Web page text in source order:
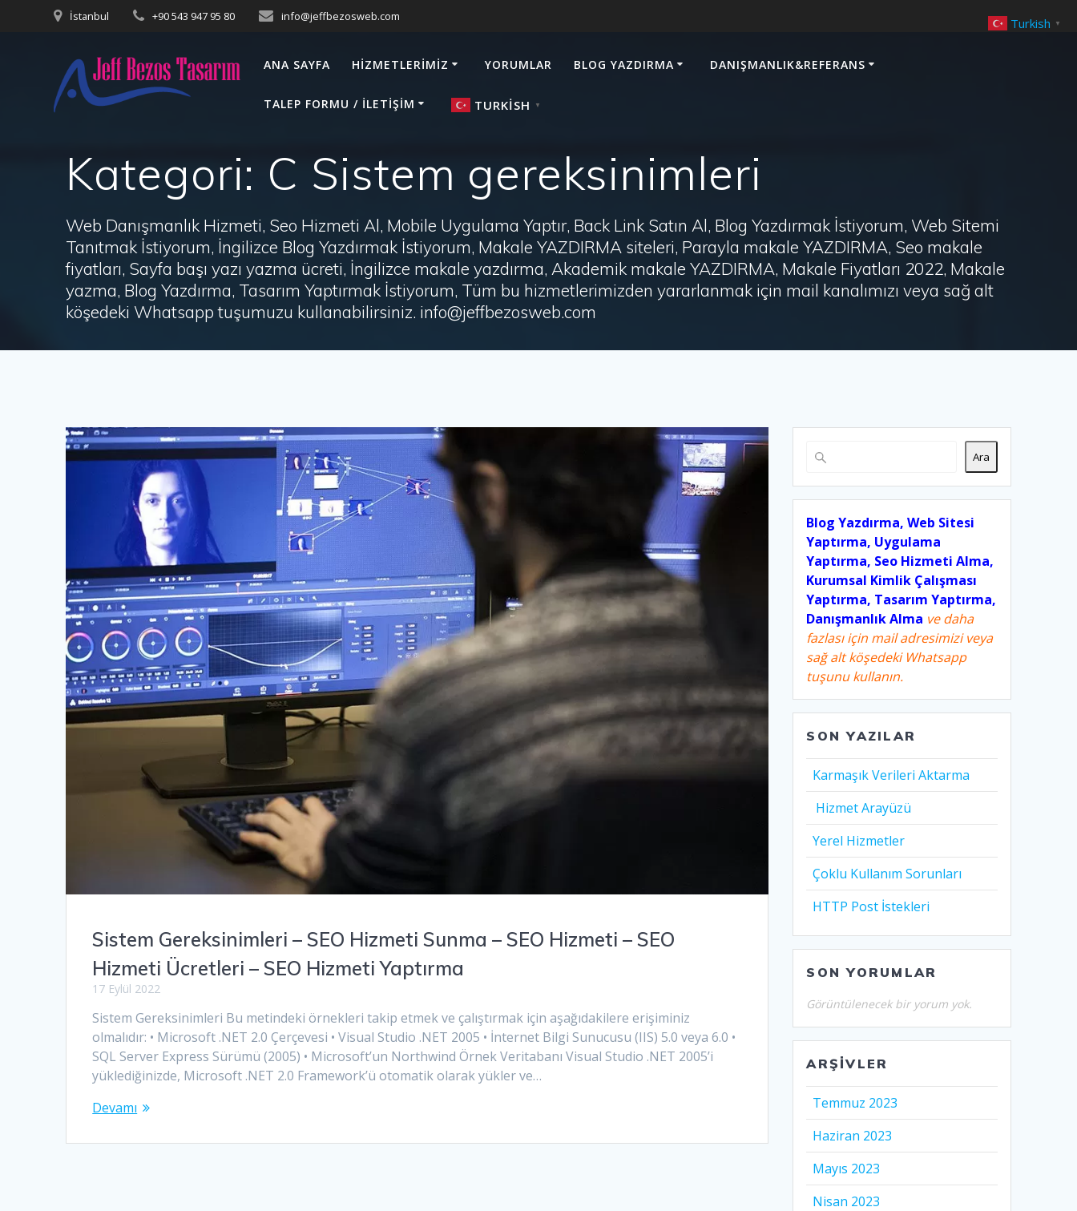
İstanbul +90 543 947 95 80 info@jeffbezosweb.com
ANA SAYFA HIZMETLERIMIZ YORUMLAR BLOG YAZDIRMA DANIŞMANLIK&REFERANS
TALEP FORMU / İLETIŞIM TURKISH ▼
Kategori: C Sistem gereksinimleri
Web Danışmanlık Hizmeti, Seo Hizmeti Al, Mobile Uygulama Yaptır, Back Link Satın Al, Blog Yazdırmak İstiyorum, Web Sitemi
Tanıtmak İstiyorum, İngilizce Blog Yazdırmak İstiyorum, Makale YAZDIRMA siteleri, Parayla makale YAZDIRMA, Seo makale
fiyatları, Sayfa başı yazı yazma ücreti, İngilizce makale yazdırma, Akademik makale YAZDIRMA, Makale Fiyatları 2022, Makale
yazma, Blog Yazdırma, Tasarım Yaptırmak İstiyorum, Tüm bu hizmetlerimizden yararlanmak için mail kanalımızı veya sağ alt
köşedeki Whatsapp tuşumuzu kullanabilirsiniz. info@jeffbezosweb.com
Sistem Gereksinimleri – SEO Hizmeti Sunma – SEO Hizmeti – SEO
Hizmeti Ücretleri – SEO Hizmeti Yaptırma
17 Eylül 2022
Sistem Gereksinimleri Bu metindeki örnekleri takip etmek ve çalıştırmak için aşağıdakilere erişiminiz
olmalıdır: • Microsoft .NET 2.0 Çerçevesi • Visual Studio .NET 2005 • İnternet Bilgi Sunucusu (IIS) 5.0 veya 6.0 •
SQL Server Express Sürümü (2005) • Microsoft’un Northwind Örnek Veritabanı Visual Studio .NET 2005’i
yüklediğinizde, Microsoft .NET 2.0 Framework’ü otomatik olarak yükler ve…
Devamı
Ara
Blog Yazdırma, Web Sitesi
Yaptırma, Uygulama
Yaptırma, Seo Hizmeti Alma,
Kurumsal Kimlik Çalışması
Yaptırma, Tasarım Yaptırma,
Danışmanlık Alma ve daha
fazlası için mail adresimizi veya
sağ alt köşedeki Whatsapp
tuşunu kullanın.
SON YAZILAR
Karmaşık Verileri Aktarma
Hizmet Arayüzü
Yerel Hizmetler
Çoklu Kullanım Sorunları
HTTP Post İstekleri
SON YORUMLAR
Görüntülenecek bir yorum yok.
ARŞIVLER
Temmuz 2023
Haziran 2023
Mayıs 2023
Nisan 2023
Turkish ▼